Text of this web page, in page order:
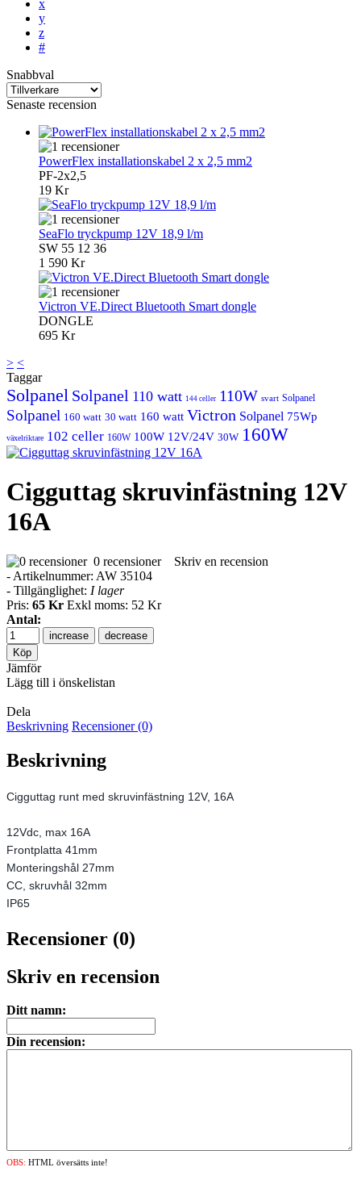
x
y
z
#
Snabbval
Senaste recension
PowerFlex installationskabel 2 x 2,5 mm2
PF-2x2,5
19 Kr
SeaFlo tryckpump 12V 18,9 l/m
SW 55 12 36
1 590 Kr
Victron VE.Direct Bluetooth Smart dongle
DONGLE
695 Kr
> <
Taggar
Solpanel Solpanel 110 watt 144 celler 110W svart Solpanel
Solpanel 160 watt 30 watt 160 watt Victron Solpanel 75Wp
växelriktare 102 celler 160W 100W 12V/24V 30W 160W
Cigguttag skruvinfästning 12V
16A
0 recensioner
Skriv en recension
- Artikelnummer: AW 35104
- Tillgänglighet: I lager
Pris: 65 Kr Exkl moms: 52 Kr
Antal:
increase decrease
Jämför
Lägg till i önskelistan
Dela
Beskrivning Recensioner (0)
Beskrivning
Cigguttag runt med skruvinfästning 12V, 16A
12Vdc, max 16A
Frontplatta 41mm
Monteringshål 27mm
CC, skruvhål 32mm
IP65
Recensioner (0)
Skriv en recension
Ditt namn:
Din recension:
OBS: HTML översätts inte!